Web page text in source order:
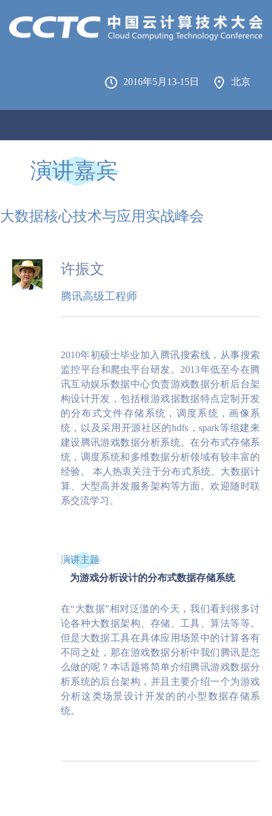
2016年5月13-15日 北京
演讲嘉宾
大数据核心技术与应用实战峰会
许振文
腾讯高级工程师
2010年初硕士毕业加入腾讯搜索线，从事搜索
监控平台和爬虫平台研发。2013年低至今在腾
讯互动娱乐数据中心负责游戏数据分析后台架
构设计开发，包括根游戏据数据特点定制开发
的分布式文件存储系统，调度系统，画像系
统，以及采用开源社区的hdfs，spark等组建来
建设腾讯游戏数据分析系统。在分布式存储系
统，调度系统和多维数据分析领域有较丰富的
经验。 本人热衷关注于分布式系统、大数据计
算、大型高并发服务架构等方面。欢迎随时联
系交流学习。
演讲主题
为游戏分析设计的分布式数据存储系统
在“大数据”相对泛滥的今天，我们看到很多讨
论各种大数据架构、存储、工具、算法等等。
但是大数据工具在具体应用场景中的计算各有
不同之处，那在游戏数据分析中我们腾讯是怎
么做的呢？本话题将简单介绍腾讯游戏数据分
析系统的后台架构，并且主要介绍一个为游戏
分析这类场景设计开发的的小型数据存储系
统。